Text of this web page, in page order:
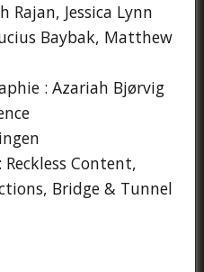
Rajan, Jessica Lynn
Baybak, Matthew
: Azariah Bjørvig
Content,
Bridge & Tunnel